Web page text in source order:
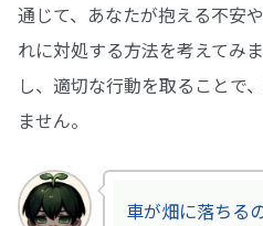
通じて、あなたが抱える不安
れに対処する方法を考えてみ
し、適切な行動を取ることで
ません。
車が畑に落ちる